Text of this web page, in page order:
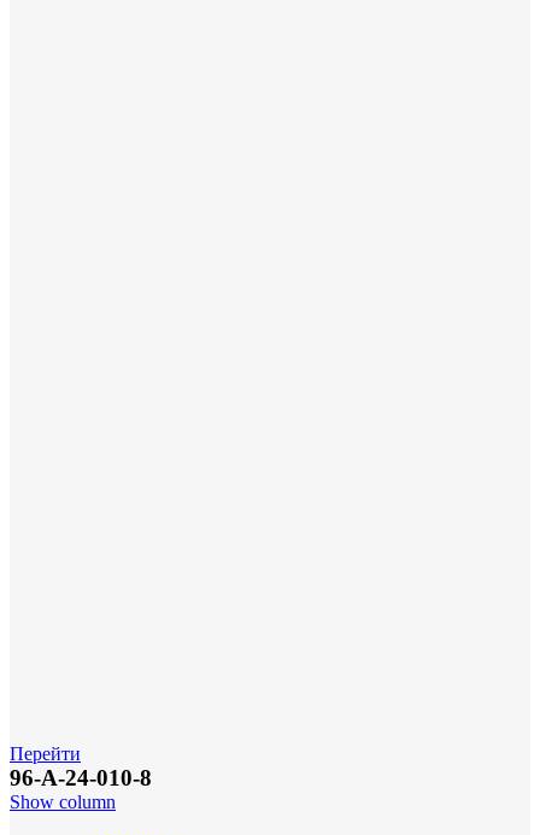
Перейти
96-А-24-010-8
Show column